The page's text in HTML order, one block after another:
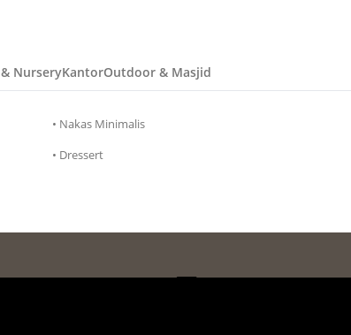
NurseryKantorOutdoor & Masjid
• Nakas Minimalis
• Dressert